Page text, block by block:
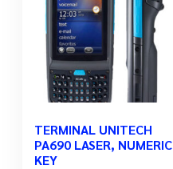
TERMINAL UNITECH
PA690 LASER, NUMERIC
KEY